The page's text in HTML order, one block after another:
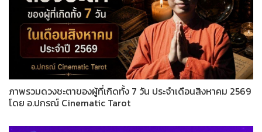
ภาพรวมดวงชะตาของผู้ที่เกิดทั้ง 7 วัน ประจำเดือนสิงหาคม 2569
โดย อ.ปกรณ์ Cinematic Tarot